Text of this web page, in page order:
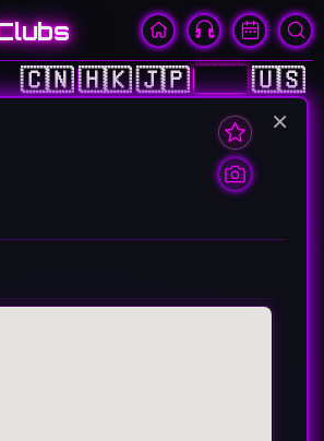
🇨🇳🇭🇰🇯🇵🇰🇷🇺🇸
×